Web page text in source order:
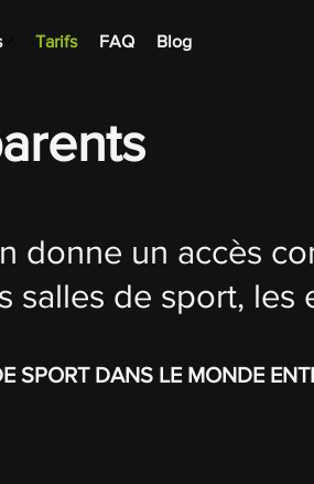
Tarifs FAQ Blog
donne un accès
de sport, les
SPORT DANS LE MONDE